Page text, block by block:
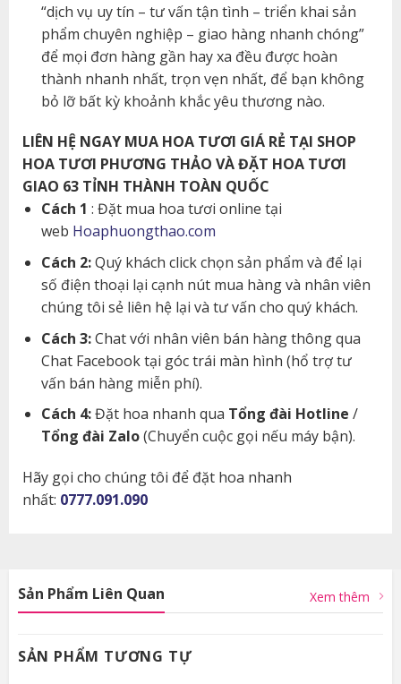
“dịch vụ uy tín – tư vấn tận tình – triển khai sản
phẩm chuyên nghiệp – giao hàng nhanh chóng”
để mọi đơn hàng gần hay xa đều được hoàn
thành nhanh nhất, trọn vẹn nhất, để bạn không
bỏ lỡ bất kỳ khoảnh khắc yêu thương nào.
LIÊN HỆ NGAY MUA HOA TƯƠI GIÁ RẺ TẠI SHOP
HOA TƯƠI PHƯƠNG THẢO VÀ ĐẶT HOA TƯƠI
GIAO 63 TỈNH THÀNH TOÀN QUỐC
Cách 1 : Đặt mua hoa tươi online tại
web Hoaphuongthao.com
Cách 2:Quý khách click chọn sản phẩm và để lại
số điện thoại lại cạnh nút mua hàng và nhân viên
chúng tôi sẻ liên hệ lại và tư vấn cho quý khách.
Cách 3:Chat với nhân viên bán hàng thông qua
Chat Facebook tại góc trái màn hình (hổ trợ tư
vấn bán hàng miễn phí).
Cách 4:Đặt hoa nhanh qua Tổng đài Hotline /
Tổng đài Zalo(Chuyển cuộc gọi nếu máy bận).
Hãy gọi cho chúng tôi để đặt hoa nhanh
nhất: 0777.091.090
Sản Phẩm Liên Quan Xem thêm
SẢN PHẨM TƯƠNG TỰ